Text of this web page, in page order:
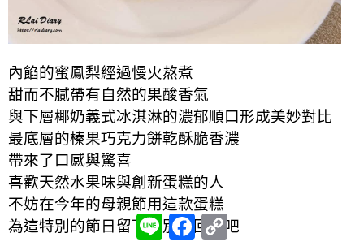
內餡的蜜鳳梨經過慢火熬煮
甜而不膩帶有自然的果酸香氣
與下層椰奶義式冰淇淋的濃郁順口形成美妙對比
最底層的榛果巧克力餅乾酥脆香濃
帶來了口感與驚喜
喜歡天然水果味與創新蛋糕的人
不妨在今年的母親節用這款蛋糕
為這特別的節日留下特別的回憶吧
L
i
F
a
C
o